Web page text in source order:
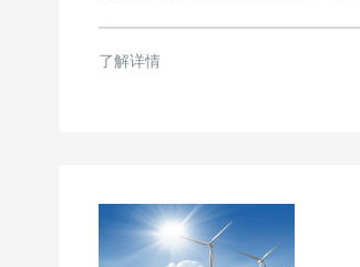
了解详情